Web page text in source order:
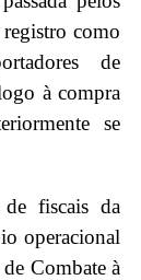
como
de
à compra
se
fiscais da
operacional
Combate à